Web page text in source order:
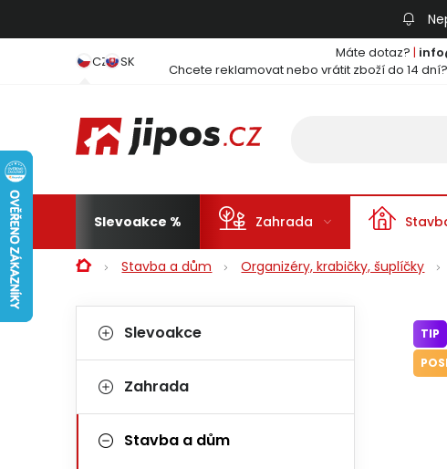
CZ SK Máte dotaz? |
Chcete reklamovat nebo vrátit zboží do 14 dní?
Slevoakce Zahrada
DomůStavba a dům Organizéry, krabičky, šuplíčky
Postranní panel
Kategorie
Slevoakce
Zahrada
Stavba a dům
TIP